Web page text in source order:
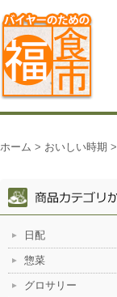
ホーム > おいしい時期 >
日配
惣菜
グロサリー